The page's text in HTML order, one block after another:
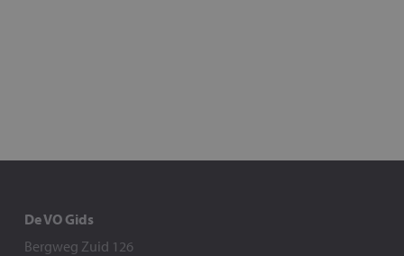
De VO Gids
Bergweg Zuid 126